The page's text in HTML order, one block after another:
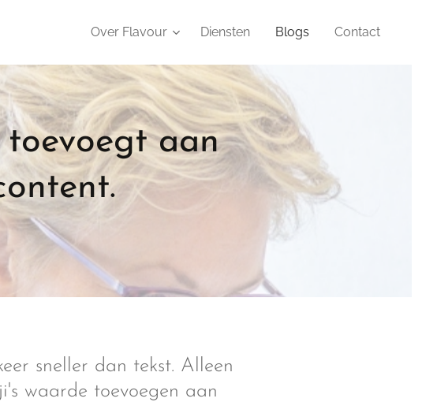
Over Flavour Diensten Blogs Contact
aan
sneller dan tekst. Alleen
waarde toevoegen aan